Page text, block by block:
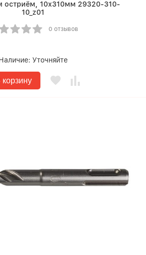
остриём, 10х310мм 29320-310-
10_z01
0 отзывов
Уточняйте
корзину